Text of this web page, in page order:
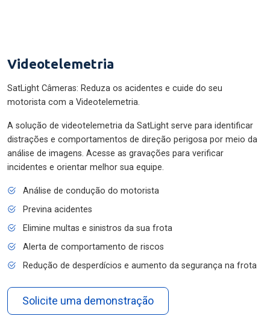
Videotelemetria
SatLight Câmeras: Reduza os acidentes e cuide do seu
motorista com a Videotelemetria.
A solução de videotelemetria da SatLight serve para identificar
distrações e comportamentos de direção perigosa por meio da
análise de imagens. Acesse as gravações para verificar
incidentes e orientar melhor sua equipe.
Análise de condução do motorista
Previna acidentes
Elimine multas e sinistros da sua frota
Alerta de comportamento de riscos
Redução de desperdícios e aumento da segurança na frota
Solicite uma demonstração